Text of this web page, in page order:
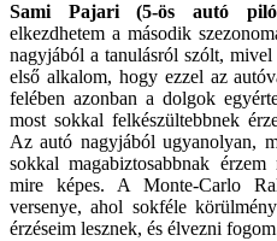
Sami Pajari (5-ös autó
elkezdhetem a második
nagyjából a tanulásról szólt,
első alkalom, hogy ezzel az
felében azonban a dolgok
most sokkal felkészültebbnek
Az autó nagyjából ugyanolyan,
sokkal magabiztosabbnak
mire képes. A Monte-Carlo
versenye, ahol sokféle
érzéseim lesznek, és élvezni